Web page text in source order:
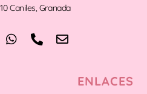
Caniles, Granada
ENLACES